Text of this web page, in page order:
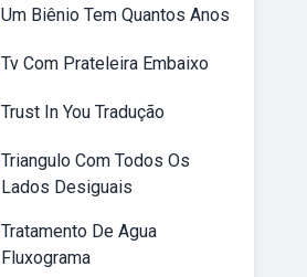
Um Biênio Tem Quantos Anos
Tv Com Prateleira Embaixo
Trust In You Tradução
Triangulo Com Todos Os
Lados Desiguais
Tratamento De Agua
Fluxograma